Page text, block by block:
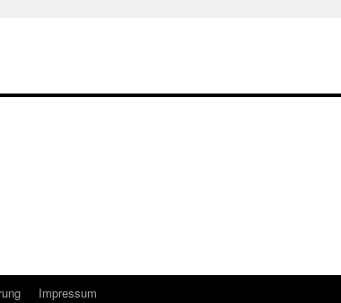
Impressum